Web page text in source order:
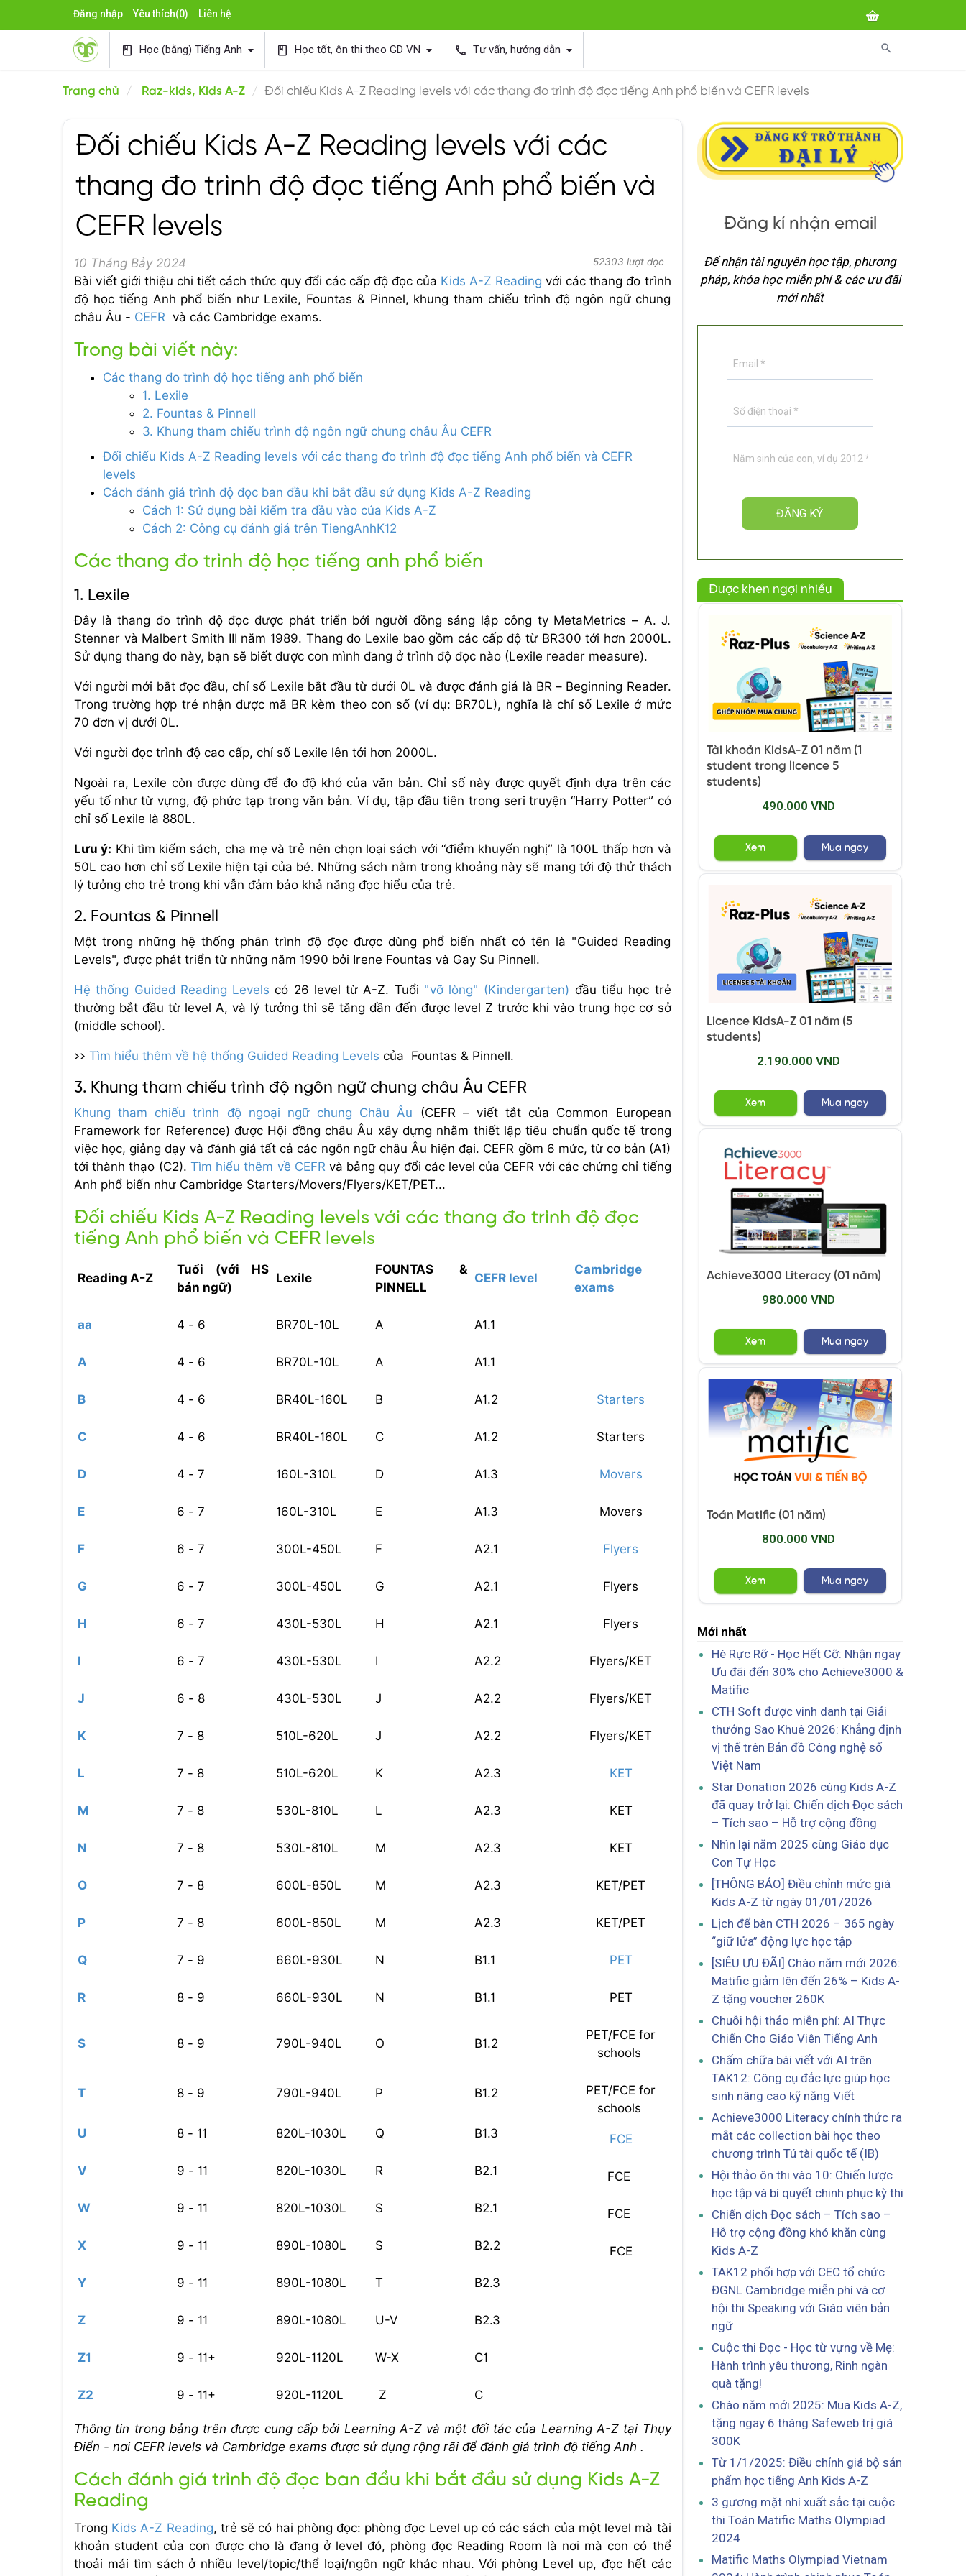
Đăng nhập Yêu thích(0) Liên hệ
search
book Học (bằng) Tiếng Anh book Học tốt, ôn thi theo GD VN phone Tư vấn, hướng dẫn
Trang chủ Raz-kids, Kids A-Z Đối chiếu Kids A-Z Reading levels với các thang đo trình độ đọc tiếng Anh phổ biến và CEFR levels
Đối chiếu Kids A-Z Reading levels với các
thang đo trình độ đọc tiếng Anh phổ biến và
CEFR levels
10 Tháng Bảy 2024 52303 lượt đọc
Bài viết giới thiệu chi tiết cách thức quy đổi các cấp độ đọc của Kids A-Z Reading với các thang đo trình
độ học tiếng Anh phổ biến như Lexile, Fountas & Pinnel, khung tham chiếu trình độ ngôn ngữ chung
châu Âu - CEFR và các Cambridge exams.
Trong bài viết này:
Các thang đo trình độ học tiếng anh phổ biến
1. Lexile
2. Fountas & Pinnell
3. Khung tham chiếu trình độ ngôn ngữ chung châu Âu CEFR
Đối chiếu Kids A-Z Reading levels với các thang đo trình độ đọc tiếng Anh phổ biến và CEFR
levels
Cách đánh giá trình độ đọc ban đầu khi bắt đầu sử dụng Kids A-Z Reading
Cách 1: Sử dụng bài kiểm tra đầu vào của Kids A-Z
Cách 2: Công cụ đánh giá trên TiengAnhK12
Các thang đo trình độ học tiếng anh phổ biến
1. Lexile
Đây là thang đo trình độ đọc được phát triển bởi người đồng sáng lập công ty MetaMetrics – A. J.
Stenner và Malbert Smith III năm 1989. Thang đo Lexile bao gồm các cấp độ từ BR300 tới hơn 2000L.
Sử dụng thang đo này, bạn sẽ biết được con mình đang ở trình độ đọc nào (Lexile reader measure).
Với người mới bắt đọc đầu, chỉ số Lexile bắt đầu từ dưới 0L và được đánh giá là BR – Beginning Reader.
Trong trường hợp trẻ nhận được mã BR kèm theo con số (ví dụ: BR70L), nghĩa là chỉ số Lexile ở mức
70 đơn vị dưới 0L.
Với người đọc trình độ cao cấp, chỉ số Lexile lên tới hơn 2000L.
Ngoài ra, Lexile còn được dùng để đo độ khó của văn bản. Chỉ số này được quyết định dựa trên các
yếu tố như từ vựng, độ phức tạp trong văn bản. Ví dụ, tập đầu tiên trong seri truyện “Harry Potter” có
chỉ số Lexile là 880L.
Lưu ý: Khi tìm kiếm sách, cha mẹ và trẻ nên chọn loại sách với “điểm khuyến nghị” là 100L thấp hơn và
50L cao hơn chỉ số Lexile hiện tại của bé. Những sách nằm trong khoảng này sẽ mang tới độ thử thách
lý tưởng cho trẻ trong khi vẫn đảm bảo khả năng đọc hiểu của trẻ.
2. Fountas & Pinnell
Một trong những hệ thống phân trình độ đọc được dùng phổ biến nhất có tên là "Guided Reading
Levels", được phát triển từ những năm 1990 bởi Irene Fountas và Gay Su Pinnell.
Hệ thống Guided Reading Levels có 26 level từ A-Z. Tuổi "vỡ lòng" (Kindergarten) đầu tiểu học trẻ
thường bắt đầu từ level A, và lý tưởng thì sẽ tăng dần đến được level Z trước khi vào trung học cơ sở
(middle school).
>> Tìm hiểu thêm về hệ thống Guided Reading Levels của Fountas & Pinnell.
3. Khung tham chiếu trình độ ngôn ngữ chung châu Âu CEFR
Khung tham chiếu trình độ ngoại ngữ chung Châu Âu (CEFR – viết tắt của Common European
Framework for Reference) được Hội đồng châu Âu xây dựng nhằm thiết lập tiêu chuẩn quốc tế trong
việc học, giảng dạy và đánh giá tất cả các ngôn ngữ châu Âu hiện đại. CEFR gồm 6 mức, từ cơ bản (A1)
tới thành thạo (C2). Tìm hiểu thêm về CEFR và bảng quy đổi các level của CEFR với các chứng chỉ tiếng
Anh phổ biến như Cambridge Starters/Movers/Flyers/KET/PET...
Đối chiếu Kids A-Z Reading levels với các thang đo trình độ đọc
tiếng Anh phổ biến và CEFR levels
Reading A-Z
Tuổi (với HS
bản ngữ)
Lexile
FOUNTAS &
PINNELL
CEFR level
Cambridge
exams
aa 4 - 6 BR70L-10L A A1.1
A 4 - 6 BR70L-10L A A1.1
B 4 - 6 BR40L-160L B A1.2 Starters
C 4 - 6 BR40L-160L C A1.2 Starters
D 4 - 7 160L-310L D A1.3 Movers
E 6 - 7 160L-310L E A1.3 Movers
F 6 - 7 300L-450L F A2.1 Flyers
G 6 - 7 300L-450L G A2.1 Flyers
H 6 - 7 430L-530L H A2.1 Flyers
I 6 - 7 430L-530L I A2.2 Flyers/KET
J 6 - 8 430L-530L J A2.2 Flyers/KET
K 7 - 8 510L-620L J A2.2 Flyers/KET
L 7 - 8 510L-620L K A2.3 KET
M 7 - 8 530L-810L L A2.3 KET
N 7 - 8 530L-810L M A2.3 KET
O 7 - 8 600L-850L M A2.3 KET/PET
P 7 - 8 600L-850L M A2.3 KET/PET
Q 7 - 9 660L-930L N B1.1 PET
R 8 - 9 660L-930L N B1.1 PET
S 8 - 9 790L-940L O B1.2
PET/FCE for
schools
T 8 - 9 790L-940L P B1.2
PET/FCE for
schools
U
8 - 11 820L-1030L Q B1.3 FCE
V 9 - 11 820L-1030L R B2.1 FCE
W 9 - 11 820L-1030L S B2.1 FCE
X 9 - 11 890L-1080L S B2.2 FCE
Y 9 - 11 890L-1080L T B2.3
Z 9 - 11 890L-1080L U-V B2.3
Z1 9 - 11+ 920L-1120L W-X C1
Z2 9 - 11+ 920L-1120L Z C
Thông tin trong bảng trên được cung cấp bởi Learning A-Z và một đối tác của Learning A-Z tại Thụy
Điển - nơi CEFR levels và Cambridge exams được sử dụng rộng rãi để đánh giá trình độ tiếng Anh .
Cách đánh giá trình độ đọc ban đầu khi bắt đầu sử dụng Kids A-Z
Reading
Trong Kids A-Z Reading, trẻ sẽ có hai phòng đọc: phòng đọc Level up có các sách của một level mà tài
khoản student của con được cho là đang ở level đó, phòng đọc Reading Room là nơi mà con có thể
thoải mái tìm sách ở nhiều level/topic/thể loại/ngôn ngữ khác nhau. Với phòng Level up, đọc hết các
Đăng kí nhận email
Để nhận tài nguyên học tập, phương
pháp, khóa học miễn phí & các ưu đãi
mới nhất
Được khen ngợi nhiều
Tài khoản KidsA-Z 01 năm (1
student trong licence 5
students)
490.000 VND
Xem Mua ngay
Licence KidsA-Z 01 năm (5
students)
2.190.000 VND
Xem Mua ngay
Achieve3000 Literacy (01 năm)
980.000 VND
Xem Mua ngay
Toán Matific (01 năm)
800.000 VND
Xem Mua ngay
Mới nhất
Hè Rực Rỡ - Học Hết Cỡ: Nhận ngay
Ưu đãi đến 30% cho Achieve3000 &
Matific
CTH Soft được vinh danh tại Giải
thưởng Sao Khuê 2026: Khẳng định
vị thế trên Bản đồ Công nghệ số
Việt Nam
Star Donation 2026 cùng Kids A-Z
đã quay trở lại: Chiến dịch Đọc sách
– Tích sao – Hỗ trợ cộng đồng
Nhìn lại năm 2025 cùng Giáo dục
Con Tự Học
[THÔNG BÁO] Điều chỉnh mức giá
Kids A-Z từ ngày 01/01/2026
Lịch để bàn CTH 2026 – 365 ngày
“giữ lửa” động lực học tập
[SIÊU ƯU ĐÃI] Chào năm mới 2026:
Matific giảm lên đến 26% – Kids A-
Z tặng voucher 260K
Chuỗi hội thảo miễn phí: AI Thực
Chiến Cho Giáo Viên Tiếng Anh
Chấm chữa bài viết với AI trên
TAK12: Công cụ đắc lực giúp học
sinh nâng cao kỹ năng Viết
Achieve3000 Literacy chính thức ra
mắt các collection bài học theo
chương trình Tú tài quốc tế (IB)
Hội thảo ôn thi vào 10: Chiến lược
học tập và bí quyết chinh phục kỳ thi
Chiến dịch Đọc sách – Tích sao –
Hỗ trợ cộng đồng khó khăn cùng
Kids A-Z
TAK12 phối hợp với CEC tổ chức
ĐGNL Cambridge miễn phí và cơ
hội thi Speaking với Giáo viên bản
ngữ
Cuộc thi Đọc - Học từ vựng về Mẹ:
Hành trình yêu thương, Rinh ngàn
quà tặng!
Chào năm mới 2025: Mua Kids A-Z,
tặng ngay 6 tháng Safeweb trị giá
300K
Từ 1/1/2025: Điều chỉnh giá bộ sản
phẩm học tiếng Anh Kids A-Z
3 gương mặt nhí xuất sắc tại cuộc
thi Toán Matific Maths Olympiad
2024
Matific Maths Olympiad Vietnam